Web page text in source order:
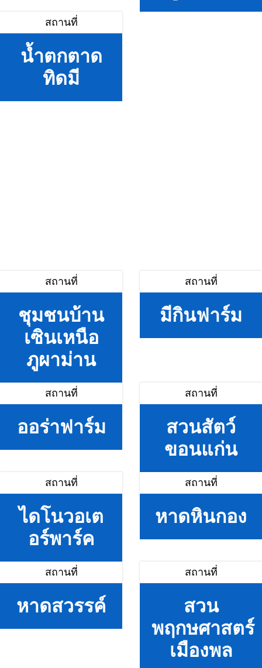
สถานที่
น้ำตกตาด
ทิดมี
สถานที่
ชุมชนบ้าน
เซินเหนือ
ภูผาม่าน
สถานที่
มีกินฟาร์ม
สถานที่
ออร่าฟาร์ม
สถานที่
สวนสัตว์
ขอนแก่น
สถานที่
ไดโนวอเต
อร์พาร์ค
สถานที่
หาดหินกอง
สถานที่
หาดสวรรค์
สถานที่
สวน
พฤกษศาสตร์
เมืองพล